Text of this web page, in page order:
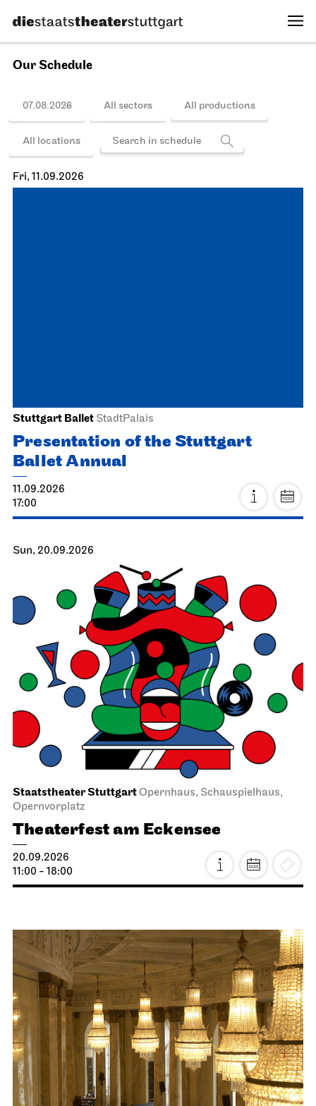
Our Schedule
07.08.2026 All sectors All productions
All locations
Fri, 11.09.2026
Stuttgart Ballet StadtPalais
Presentation of the Stuttgart
Ballet Annual
11.09.2026
17:00
Sun, 20.09.2026
Staatstheater StuttgartOpernhaus, Schauspielhaus,
Opernvorplatz
Theaterfest am Eckensee
20.09.2026
11:00 - 18:00